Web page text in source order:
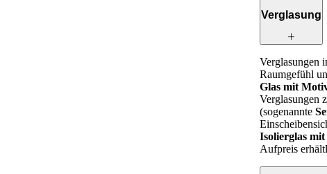
Verglasung
Verglasungen
Raumgefühl
Glas mit
Verglasungen
(sogenannte
Isolierglas
Aufpreis